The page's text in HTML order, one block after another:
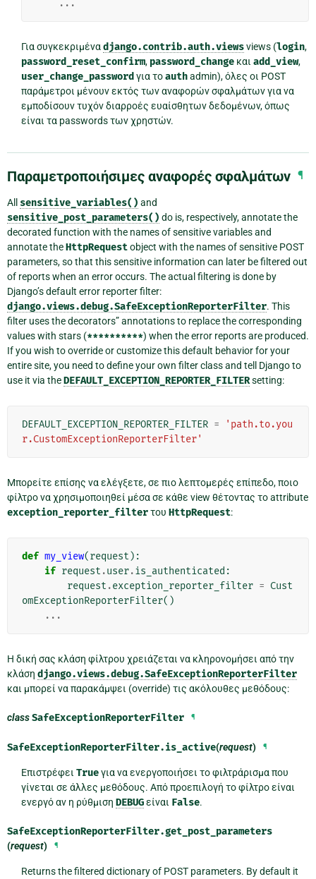
...
Για συγκεκριμέναdjango.contrib.auth.viewsviews (login,
password_reset_confirm, password_changeκαι add_view,
user_change_password για τοauthadmin), όλες οι POST
παράμετροι μένουν εκτός των αναφορών σφαλμάτων για να
εμποδίσουν τυχόν διαρροές ευαίσθητων δεδομένων, όπως
είναι τα passwords των χρηστών.
Παραμετροποιήσιμες αναφορές σφαλμάτων ¶
All sensitive_variables() and
sensitive_post_parameters() do is, respectively, annotate the
decorated function with the names of sensitive variables and
annotate theHttpRequestobject with the names of sensitive POST
parameters, so that this sensitive information can later be filtered out
of reports when an error occurs. The actual filtering is done by
Django’s default error reporter filter:
django.views.debug.SafeExceptionReporterFilter. This
filter uses the decorators” annotations to replace the corresponding
values with stars (**********) when the error reports are produced.
If you wish to override or customize this default behavior for your
entire site, you need to define your own filter class and tell Django to
use it via theDEFAULT_EXCEPTION_REPORTER_FILTERsetting:
DEFAULT_EXCEPTION_REPORTER_FILTER =
'path.to.you
r.CustomExceptionReporterFilter'
Μπορείτε επίσης να ελέγξετε, σε πιο λεπτομερές επίπεδο, ποιο
φίλτρο να χρησιμοποιηθεί μέσα σε κάθε view θέτοντας το attribute
exception_reporter_filterτου HttpRequest:
def my_view(request ):
if request .user.is_authenticated :
request .exception_reporter_filter = Cust
omExceptionReporterFilter()
...
Η δική σας κλάση φίλτρου χρειάζεται να κληρονομήσει από την
κλάση django.views.debug.SafeExceptionReporterFilter
και μπορεί να παρακάμψει (override) τις ακόλουθες μεθόδους:
classSafeExceptionReporterFilter ¶
SafeExceptionReporterFilter.is_active(request) ¶
Επιστρέφει Trueγια να ενεργοποιήσει το φιλτράρισμα που
γίνεται σε άλλες μεθόδους. Από προεπιλογή το φίλτρο είναι
ενεργό αν η ρύθμιση DEBUGείναι False.
SafeExceptionReporterFilter.get_post_parameters
(request) ¶
Returns the filtered dictionary of POST parameters. By default it